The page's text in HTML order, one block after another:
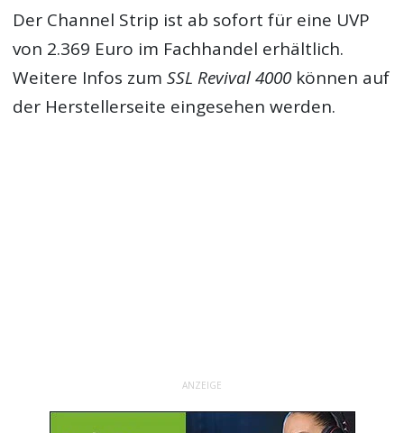
Der Channel Strip ist ab sofort für eine UVP
von 2.369 Euro im Fachhandel erhältlich.
Weitere Infos zumSSL Revival 4000können auf
der Herstellerseite eingesehen werden.
ANZEIGE